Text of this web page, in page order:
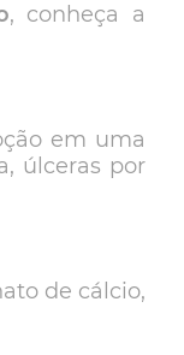
, conheça a
em uma
úlceras por
de cálcio,